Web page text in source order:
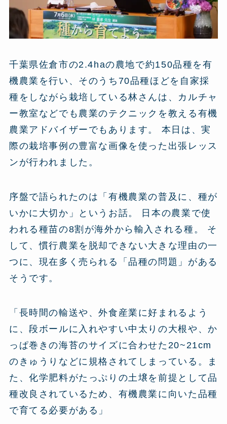
千葉県佐倉市の2.4haの農地で約150品種を有
機農業を行い、そのうち70品種ほどを自家採
種をしながら栽培している林さんは、カルチャ
ー教室などでも農業のテクニックを教える有機
農業アドバイザーでもあります。 本日は、実
際の栽培事例の豊富な画像を使った出張レッス
ンが行われました。
序盤で語られたのは「有機農業の普及に、種が
いかに大切か」というお話。 日本の農業で使
われる種苗の8割が海外から輸入される種。 そ
して、慣行農業を脱却できない大きな理由の一
つに、現在多く売られる「品種の問題」がある
そうです。
「長時間の輸送や、外食産業に好まれるよう
に、段ボールに入れやすい中太りの大根や、か
っぱ巻きの海苔のサイズに合わせた20~21cm
のきゅうりなどに規格されてしまっている。ま
た、化学肥料がたっぷりの土壌を前提として品
種改良されているため、有機農業に向いた品種
で育てる必要がある」